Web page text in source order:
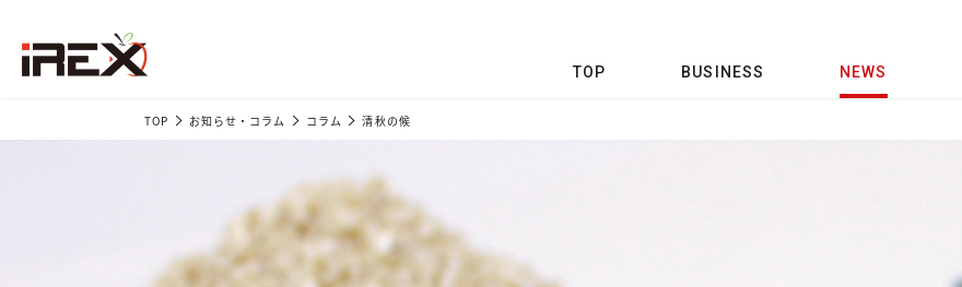
TOP BUSINESS NEWS
TOP お知らせ・コラム コラム 清秋の候